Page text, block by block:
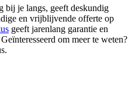
bij je langs, geeft deskundig
en vrijblijvende offerte op
geeft jarenlang garantie en
Geïnteresseerd om meer te weten?